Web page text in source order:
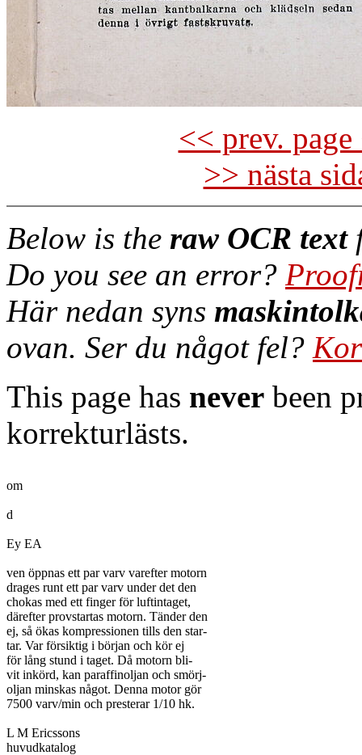
<< prev.
>> nästa
Below is the raw OCR text
Do you see an error?
Här nedan syns
ovan. Ser du något fel?
This page has never been
korrekturlästs.
om
d
Ey EA
ven öppnas ett par varv varefter motorn
drages runt ett par varv under det den
chokas med ett finger för luftintaget,
därefter provstartas motorn. Tänder den
ej, så ökas kompressionen tills den star-
tar. Var försiktig i början och kör ej
för lång stund i taget. Då motorn bli-
vit inkörd, kan paraffinoljan och smörj-
oljan minskas något. Denna motor gör
7500 varv/min och presterar 1/10 hk.
L M Ericssons
huvudkatalog